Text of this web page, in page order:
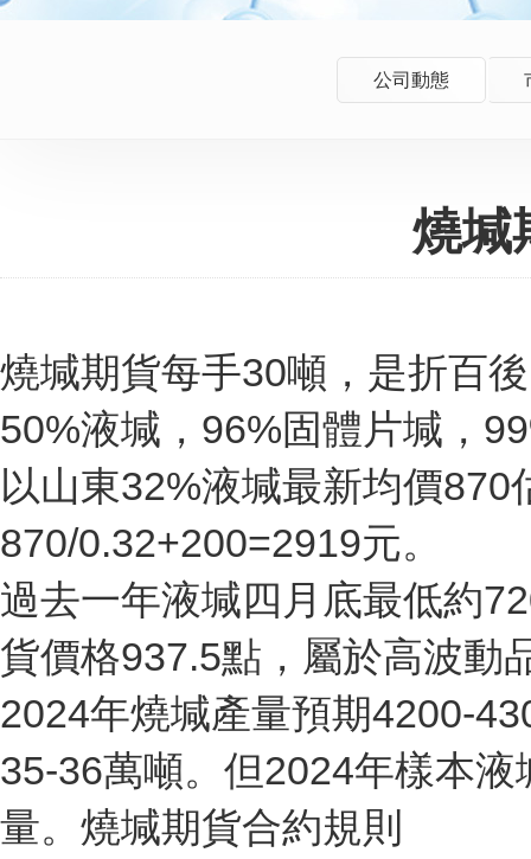
公司動態
燒堿
燒堿期貨每手30噸，是折百
50%液堿，96%固體片堿，
以山東32%液堿最新均價
870/0.32+200=2919元。
過去一年液堿四月底最低約
貨價格937.5點，屬於高
2024年燒堿產量預期4200-
35-36萬噸。但2024年樣本
量。燒堿期貨合約規則